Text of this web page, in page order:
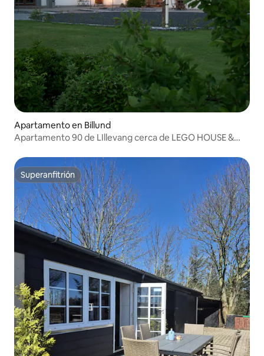
Apartamento en Billund
Apartamento 90 de LIllevang cerca de LEGO HOUSE &
Superanfitrión
Superanfitrión